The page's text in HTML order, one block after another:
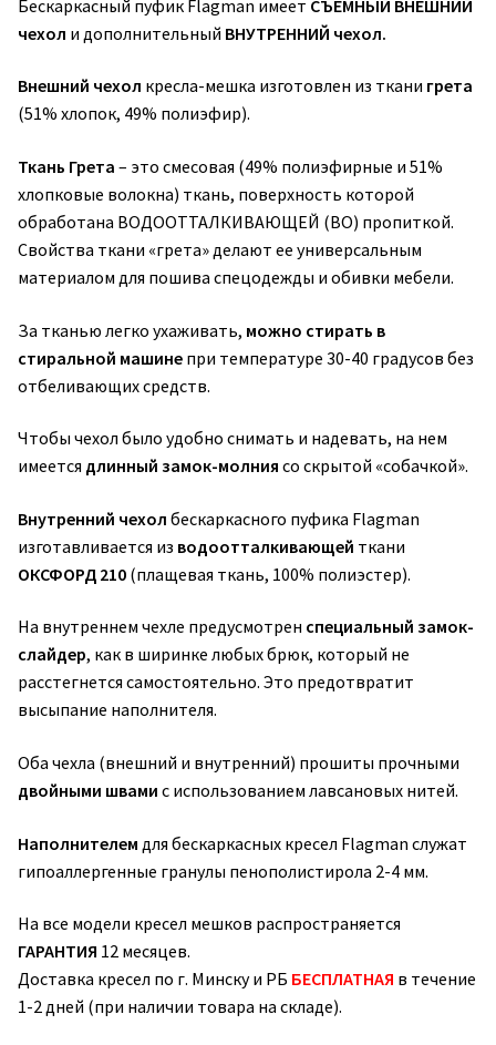
Бескаркасный пуфик Flagman имеет СЪЕМНЫЙ ВНЕШНИЙ
чехол и дополнительный ВНУТРЕННИЙ чехол.
Внешний чехол кресла-мешка изготовлен из ткани грета
(51% хлопок, 49% полиэфир).
Ткань Грета – это смесовая (49% полиэфирные и 51%
хлопковые волокна) ткань, поверхность которой
обработана ВОДООТТАЛКИВАЮЩЕЙ (ВО) пропиткой.
Свойства ткани «грета» делают ее универсальным
материалом для пошива спецодежды и обивки мебели.
За тканью легко ухаживать, можно стирать в
стиральной машине при температуре 30-40 градусов без
отбеливающих средств.
Чтобы чехол было удобно снимать и надевать, на нем
имеется длинный замок-молния со скрытой «собачкой».
Внутренний чехол бескаркасного пуфика Flagman
изготавливается из водоотталкивающей ткани
ОКСФОРД 210 (плащевая ткань, 100% полиэстер).
На внутреннем чехле предусмотрен специальный замок-
слайдер, как в ширинке любых брюк, который не
расстегнется самостоятельно. Это предотвратит
высыпание наполнителя.
Оба чехла (внешний и внутренний) прошиты прочными
двойными швами с использованием лавсановых нитей.
Наполнителем для бескаркасных кресел Flagman служат
гипоаллергенные гранулы пенополистирола 2-4 мм.
На все модели кресел мешков распространяется
ГАРАНТИЯ 12 месяцев.
Доставка кресел по г. Минску и РБ БЕСПЛАТНАЯ в течение
1-2 дней (при наличии товара на складе).